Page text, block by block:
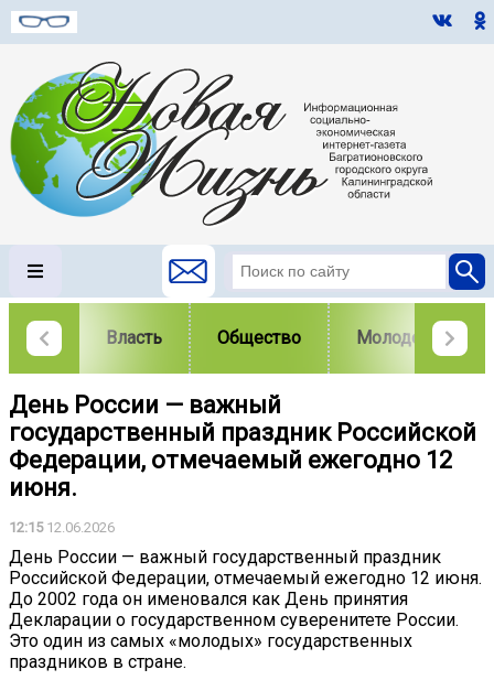
Власть Общество Молодежь
День России — важный
государственный праздник Российской
Федерации, отмечаемый ежегодно 12
июня.
12:1512.06.2026
День России — важный государственный праздник
Российской Федерации, отмечаемый ежегодно 12 июня.
До 2002 года он именовался как День принятия
Декларации о государственном суверенитете России.
Это один из самых «молодых» государственных
праздников в стране.